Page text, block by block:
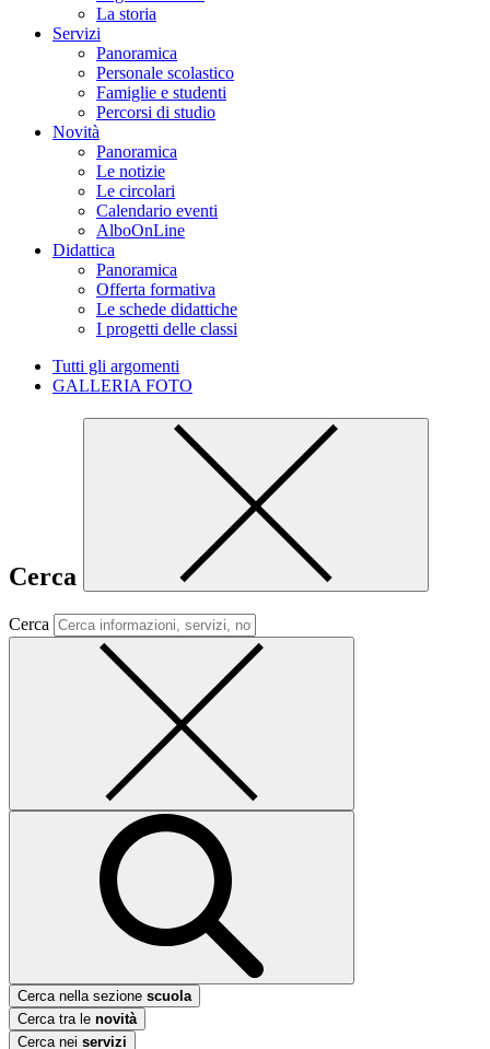
La storia
Servizi
Panoramica
Personale scolastico
Famiglie e studenti
Percorsi di studio
Novità
Panoramica
Le notizie
Le circolari
Calendario eventi
AlboOnLine
Didattica
Panoramica
Offerta formativa
Le schede didattiche
I progetti delle classi
Tutti gli argomenti
GALLERIA FOTO
Cerca
Cerca
Cerca nella sezione scuola
Cerca tra le novità
Cerca nei servizi